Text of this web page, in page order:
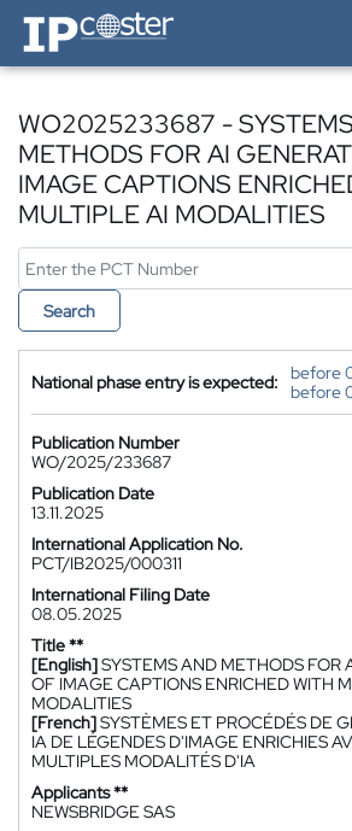
IP-Coster — Home
WO2025233687 -
METHODS FOR AI
IMAGE CAPTIONS
MULTIPLE AI MODALITIES
Search
National phase entry is expected:
before
before
Publication Number
WO/2025/233687
Publication Date
13.11.2025
International Application No.
PCT/IB2025/000311
International Filing Date
08.05.2025
Title **
[English]SYSTEMS AND METHODS FOR
OF IMAGE CAPTIONS ENRICHED WITH
MODALITIES
[French]SYSTÈMES ET PROCÉDÉS DE
IA DE LÉGENDES D'IMAGE ENRICHIES
MULTIPLES MODALITÉS D'IA
Applicants **
NEWSBRIDGE SAS